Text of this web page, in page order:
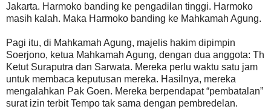
Jakarta. Harmoko banding ke pengadilan tinggi. Harmoko
masih kalah. Maka Harmoko banding ke Mahkamah Agung.
Pagi itu, di Mahkamah Agung, majelis hakim dipimpin
Soerjono, ketua Mahkamah Agung, dengan dua anggota: Th
Ketut Suraputra dan Sarwata. Mereka perlu waktu satu jam
untuk membaca keputusan mereka. Hasilnya, mereka
mengalahkan Pak Goen. Mereka berpendapat “pembatalan”
surat izin terbit Tempo tak sama dengan pembredelan.